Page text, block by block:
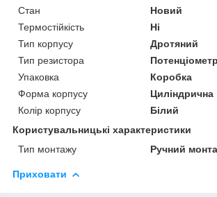
Стан
Новий
Термостійкість
Ні
Тип корпусу
Дротяний
Тип резистора
Потенціометр
Упаковка
Коробка
Форма корпусу
Циліндрична
Колір корпусу
Білий
Користувальницькі характеристики
Тип монтажу
Ручний
Приховати